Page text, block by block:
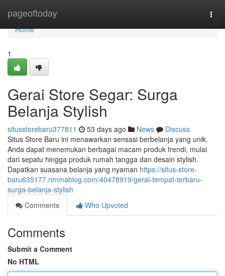
pageoftoday
Home
Home
1
Gerai Store Segar: Surga
Belanja Stylish
situsstorebaru377811 53 days ago News
Discuss
Situs Store Baru ini menawarkan sensasi berbelanja yang unik.
Anda dapat menemukan berbagai macam produk trendi, mulai
dari sepatu hingga produk rumah tangga dan desain stylish.
Dapatkan suasana belanja yang nyaman https://situs-store-
baru635177.rimmablog.com/40478919/gerai-tempat-terbaru-
surga-belanja-stylish
Comments
Who Upvoted
Comments
Submit a Comment
No HTML